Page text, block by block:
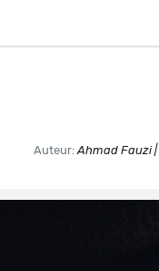
Auteur:Ahmad Fauzi